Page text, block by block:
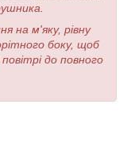
на м'яку, рівну
боку, щоб
до повного